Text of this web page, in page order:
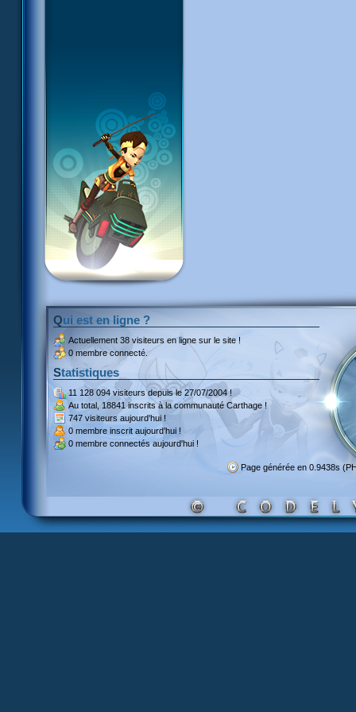
Qui est en ligne ?
Actuellement 38 visiteurs en ligne sur le site !
0 membre connecté.
Statistiques
11 128 094 visiteursdepuis le 27/07/2004 !
Au total, 18841 inscritsà la communauté Carthage !
747 visiteurs aujourd'hui !
0 membre inscrit aujourd'hui !
0 membre connectés aujourd'hui !
Page générée en 0.9438s